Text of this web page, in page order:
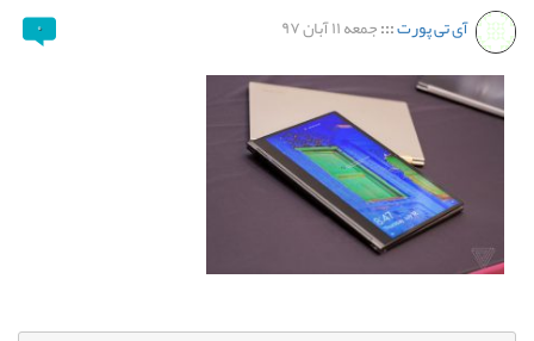
آی تی پورت:::جمعه ۱۱ آبان ۹۷ ۰